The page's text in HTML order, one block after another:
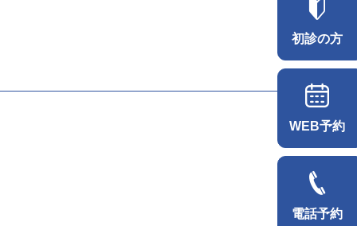
初診の方
WEB予約
電話予約